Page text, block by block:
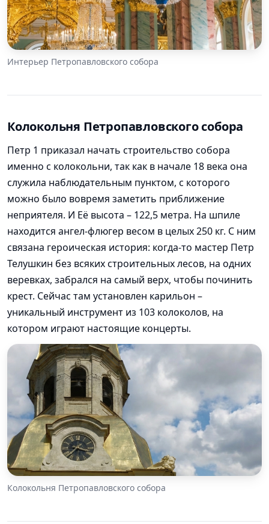
Интерьер Петропавловского собора
Колокольня Петропавловского собора
Петр 1 приказал начать строительство собора
именно с колокольни, так как в начале 18 века она
служила наблюдательным пунктом, с которого
можно было вовремя заметить приближение
неприятеля. И Её высота – 122,5 метра. На шпиле
находится ангел-флюгер весом в целых 250 кг. С ним
связана героическая история: когда-то мастер Петр
Телушкин без всяких строительных лесов, на одних
веревках, забрался на самый верх, чтобы починить
крест. Сейчас там установлен карильон –
уникальный инструмент из 103 колоколов, на
котором играют настоящие концерты.
Колокольня Петропавловского собора